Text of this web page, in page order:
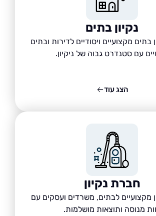
בתים
ויסודיים לדירות ובתים
גבוה של ניקיון.
נקיון
לבתים, משרדים ועסקים עם
ותוצאות מושלמות.